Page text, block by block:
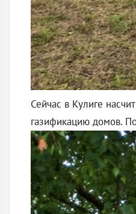
Сейчас в Кулиге
газификацию домов.